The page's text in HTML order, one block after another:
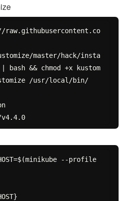
master/hack/insta
&& chmod +x kustom
/usr/local/bin/
Version:kustomize/v4.4.0
--profile